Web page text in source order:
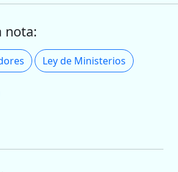
nota:
Ley de Ministerios